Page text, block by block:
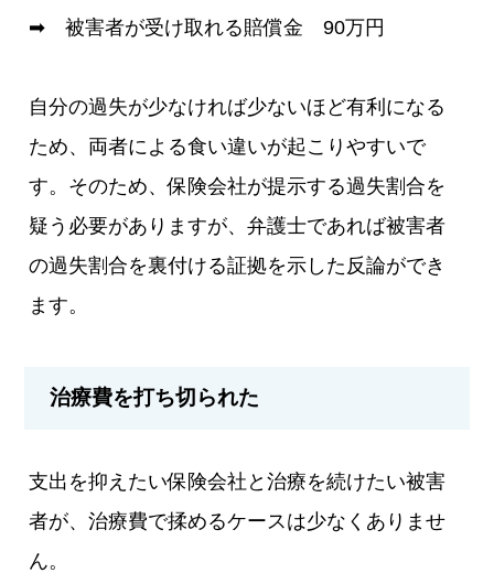
➡ 被害者が受け取れる賠償金 90万円
自分の過失が少なければ少ないほど有利になる
ため、両者による食い違いが起こりやすいで
す。そのため、保険会社が提示する過失割合を
疑う必要がありますが、弁護士であれば被害者
の過失割合を裏付ける証拠を示した反論ができ
ます。
治療費を打ち切られた
支出を抑えたい保険会社と治療を続けたい被害
者が、治療費で揉めるケースは少なくありませ
ん。